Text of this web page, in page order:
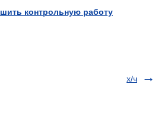
контрольную работу
х/ч